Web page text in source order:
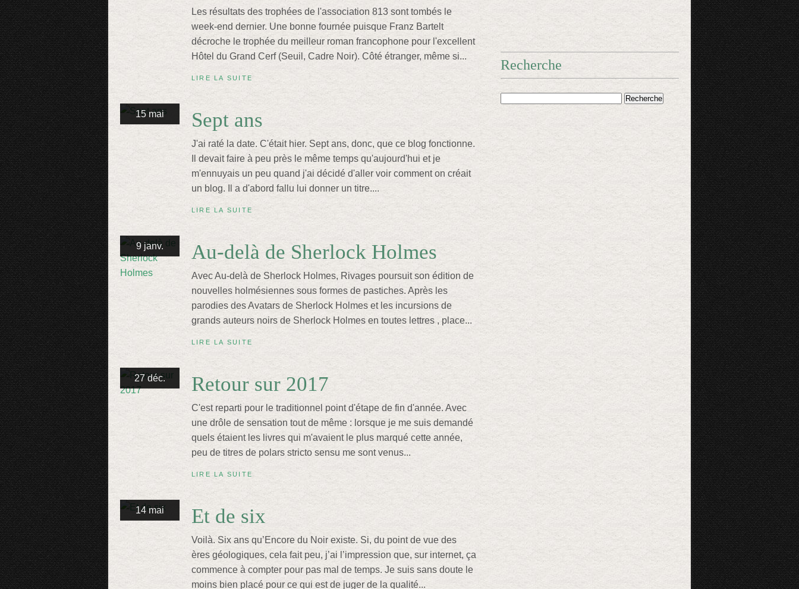
Les résultats des trophées de l'association 813 sont tombés le
week-end dernier. Une bonne fournée puisque Franz Bartelt
décroche le trophée du meilleur roman francophone pour l'excellent
Hôtel du Grand Cerf (Seuil, Cadre Noir). Côté étranger, même si...
LIRE LA SUITE
15 mai Sept ans
J'ai raté la date. C'était hier. Sept ans, donc, que ce blog fonctionne.
Il devait faire à peu près le même temps qu'aujourd'hui et je
m'ennuyais un peu quand j'ai décidé d'aller voir comment on créait
un blog. Il a d'abord fallu lui donner un titre....
LIRE LA SUITE
9 janv. Au-delà de Sherlock Holmes
Avec Au-delà de Sherlock Holmes, Rivages poursuit son édition de
nouvelles holmésiennes sous formes de pastiches. Après les
parodies des Avatars de Sherlock Holmes et les incursions de
grands auteurs noirs de Sherlock Holmes en toutes lettres , place...
LIRE LA SUITE
27 déc. Retour sur 2017
C'est reparti pour le traditionnel point d'étape de fin d'année. Avec
une drôle de sensation tout de même : lorsque je me suis demandé
quels étaient les livres qui m'avaient le plus marqué cette année,
peu de titres de polars stricto sensu me sont venus...
LIRE LA SUITE
14 mai Et de six
Voilà. Six ans qu’Encore du Noir existe. Si, du point de vue des
ères géologiques, cela fait peu, j’ai l’impression que, sur internet, ça
commence à compter pour pas mal de temps. Je suis sans doute le
moins bien placé pour ce qui est de juger de la qualité...
Recherche